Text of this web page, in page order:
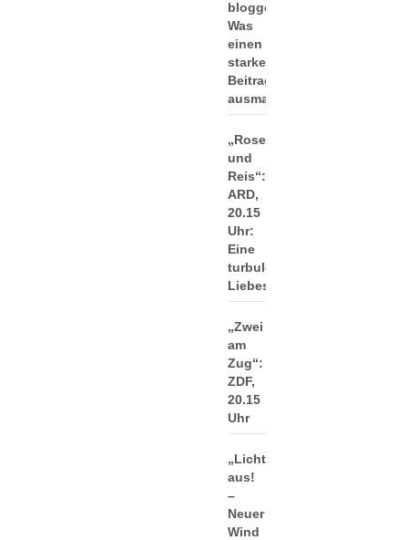
bloggen:
Was
einen
starken
Beitrag
ausmacht
„Rosen
und
Reis“:
ARD,
20.15
Uhr:
Eine
turbulente
Liebeskomödie
„Zwei
am
Zug“:
ZDF,
20.15
Uhr
„Licht
aus!
–
Neuer
Wind